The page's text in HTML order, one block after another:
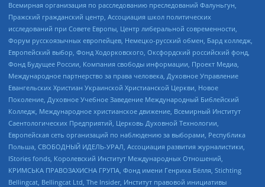
Всемирная организация по расследованию преследований Фалуньгун,
Пражский гражданский центр, Ассоциация школ политических
исследований при Совете Европы, Центр либеральной современности,
Форум русскоязычных европейцев, Немецко-русский обмен, Бард колледж,
Европейский выбор, Фонд Ходорковского, Оксфордский российский фонд,
Фонд Будущее России, Компания свободы информации, Проект Медиа,
Международное партнерство за права человека, Духовное Управление
Евангельских Христиан Украинской Христианской Церкви, Новое
Поколение, Духовное Учебное Заведение Международный Библейский
Колледж, Международное христианское движение, Всемирный Институт
Саентологических Предприятий, Церковь Духовной Технологии,
Европейская сеть организаций по наблюдению за выборами, Республика
Польша, СВОБОДНЫЙ ИДЕЛЬ-УРАЛ, Ассоциация развития журналистики,
IStories fonds, Королевский Институт Международных Отношений,
КРИМСЬКА ПРАВОЗАХИСНА ГРУПА, Фонд имени Генриха Бёлля, Stichting
Bellingcat, Bellingcat Ltd, The Insider, Институт правовой инициативы